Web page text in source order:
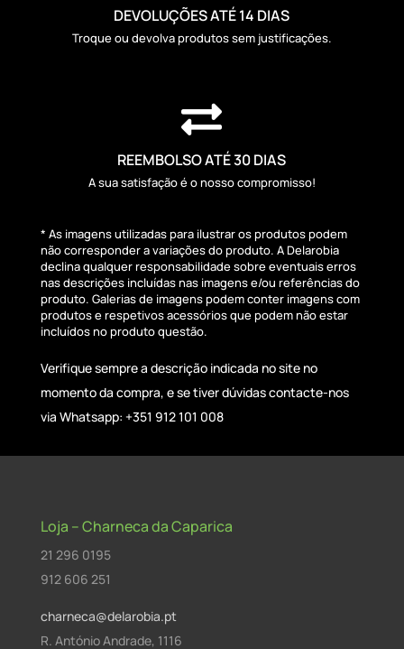
DEVOLUÇÕES ATÉ 14 DIAS
Troque ou devolva produtos sem justificações.

REEMBOLSO ATÉ 30 DIAS
A sua satisfação é o nosso compromisso!
* As imagens utilizadas para ilustrar os produtos podem
não corresponder a variações do produto. A Delarobia
declina qualquer responsabilidade sobre eventuais erros
nas descrições incluídas nas imagens e/ou referências do
produto. Galerias de imagens podem conter imagens com
produtos e respetivos acessórios que podem não estar
incluídos no produto questão.
Verifique sempre a descrição indicada no site no
momento da compra, e se tiver dúvidas contacte-nos
via Whatsapp: +351 912 101 008
Loja – Charneca da Caparica
21 296 0195
912 606 251
charneca@delarobia.pt
R. António Andrade, 1116